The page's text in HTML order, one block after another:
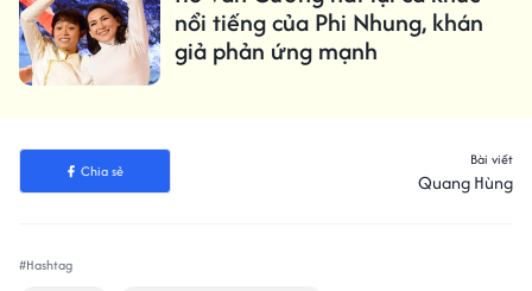
nổi tiếng của Phi Nhung, khán
giả phản ứng mạnh
Chia sẻ
Bài viết
Quang Hùng
#Hashtag